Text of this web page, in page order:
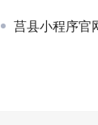
莒县小程序官